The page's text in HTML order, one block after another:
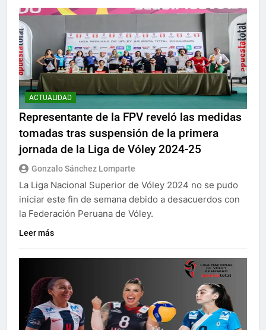
ACTUALIDAD
Representante de la FPV reveló las medidas
tomadas tras suspensión de la primera
jornada de la Liga de Vóley 2024-25
Gonzalo Sánchez Lomparte
La Liga Nacional Superior de Vóley 2024 no se pudo
iniciar este fin de semana debido a desacuerdos con
la Federación Peruana de Vóley.
Leer más